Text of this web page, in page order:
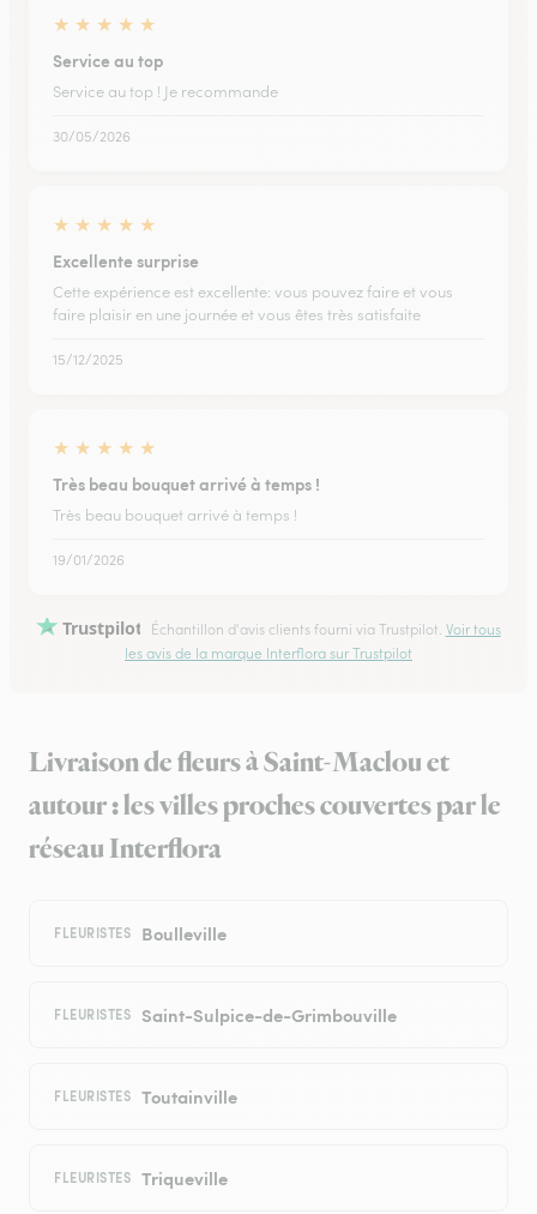
★ ★ ★ ★ ★
Service au top
Service au top ! Je recommande
30/05/2026
★ ★ ★ ★ ★
Excellente surprise
Cette expérience est excellente: vous pouvez faire et vous
faire plaisir en une journée et vous êtes très satisfaite
15/12/2025
★ ★ ★ ★ ★
Très beau bouquet arrivé à temps !
Très beau bouquet arrivé à temps !
19/01/2026
Trustpilot Échantillon d'avis clients fourni via Trustpilot. Voir tous
les avis de la marque Interflora sur Trustpilot
Livraison de fleurs à Saint-Maclou et
autour : les villes proches couvertes par le
réseau Interflora
FLEURISTES Boulleville
FLEURISTES Saint-Sulpice-de-Grimbouville
FLEURISTES Toutainville
FLEURISTES Triqueville